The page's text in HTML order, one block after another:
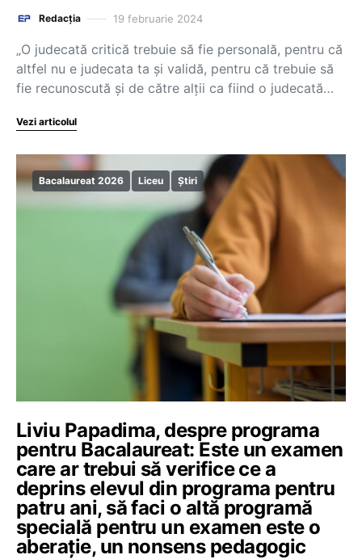
Redacția 19 februarie 2024
„O judecată critică trebuie să fie personală, pentru că
altfel nu e judecata ta și validă, pentru că trebuie să
fie recunoscută și de către alții ca fiind o judecată…
Vezi articolul
Bacalaureat 2026 Liceu Știri
Liviu Papadima, despre programa
pentru Bacalaureat: Este un examen
care ar trebui să verifice ce a
deprins elevul din programa pentru
patru ani, să faci o altă programă
specială pentru un examen este o
aberație, un nonsens pedagogic